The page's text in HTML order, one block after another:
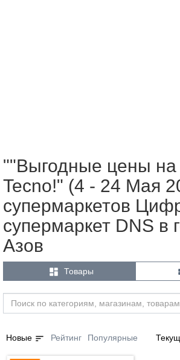
""Выгодные цены на
Tecno!" (4 - 24 Мая
супермаркетов
супермаркет DNS в
Азов
 Товары
Новые sort Рейтинг Популярные